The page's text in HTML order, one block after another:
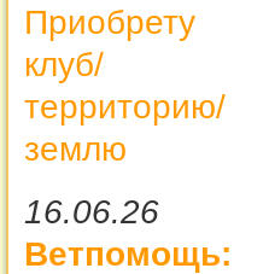
Приобрету
клуб/
территорию/
землю
16.06.26
Ветпомощь: